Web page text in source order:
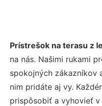
Prístrešok na terasu z
na nás. Našimi rukami
spokojných zákazníkov
nim pridáte aj vy.
prispôsobiť a vyhovieť v